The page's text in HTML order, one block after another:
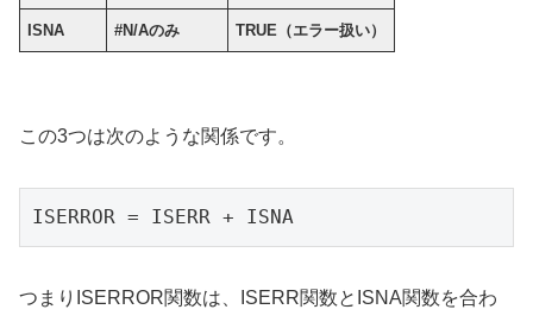
ISNA #N/Aのみ TRUE（エラー扱い）
この3つは次のような関係です。
ISERROR = ISERR + ISNA
つまりISERROR関数は、ISERR関数とISNA関数を合わ